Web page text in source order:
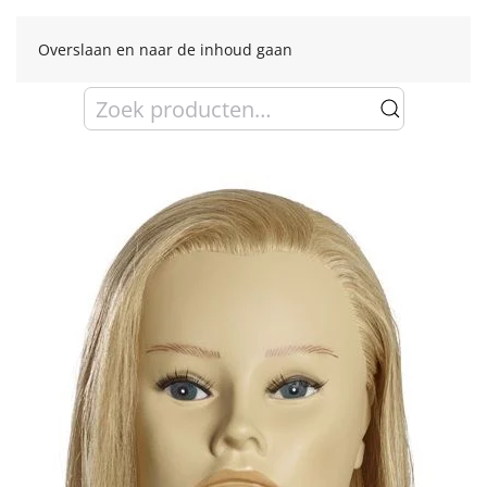
Overslaan en naar de inhoud gaan
Zoeken
naar: